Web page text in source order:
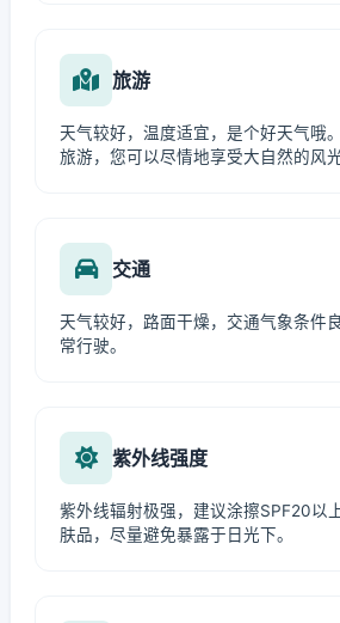
旅游
天气较好，温度适宜，是个好天气哦
旅游，您可以尽情地享受大自然的风光
交通
天气较好，路面干燥，交通气象条件
常行驶。
紫外线强度
紫外线辐射极强，建议涂擦SPF20以
肤品，尽量避免暴露于日光下。